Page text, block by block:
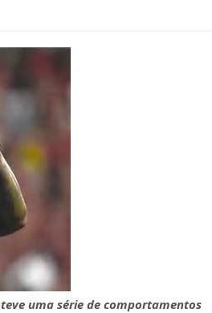
uma série de comportamentos